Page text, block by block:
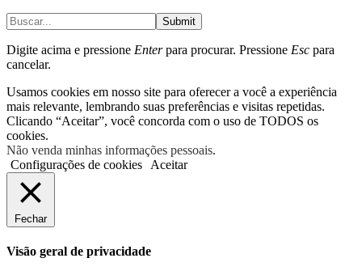
Submit
Digite acima e pressione Enterpara procurar. Pressione Esc para
cancelar.
Usamos cookies em nosso site para oferecer a você a experiência
mais relevante, lembrando suas preferências e visitas repetidas.
Clicando “Aceitar”, você concorda com o uso de TODOS os
cookies.
Não venda minhas informações pessoais.
Configurações de cookies
Aceitar
Fechar
Visão geral de privacidade